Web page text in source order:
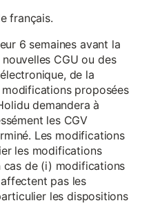
français.
6 semaines avant la
CGU ou des
de la
proposées
demandera à
les CGV
Les modifications
les modifications
cas de (i) modifications
pas les
les dispositions